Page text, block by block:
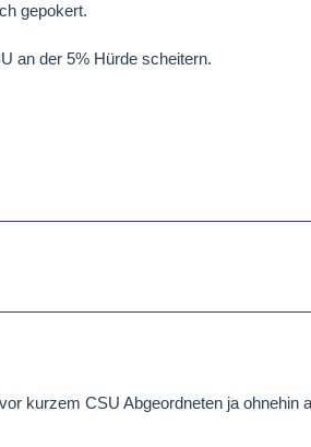
gepokert.
an der 5% Hürde scheitern.
kurzem CSU Abgeordneten ja ohnehin